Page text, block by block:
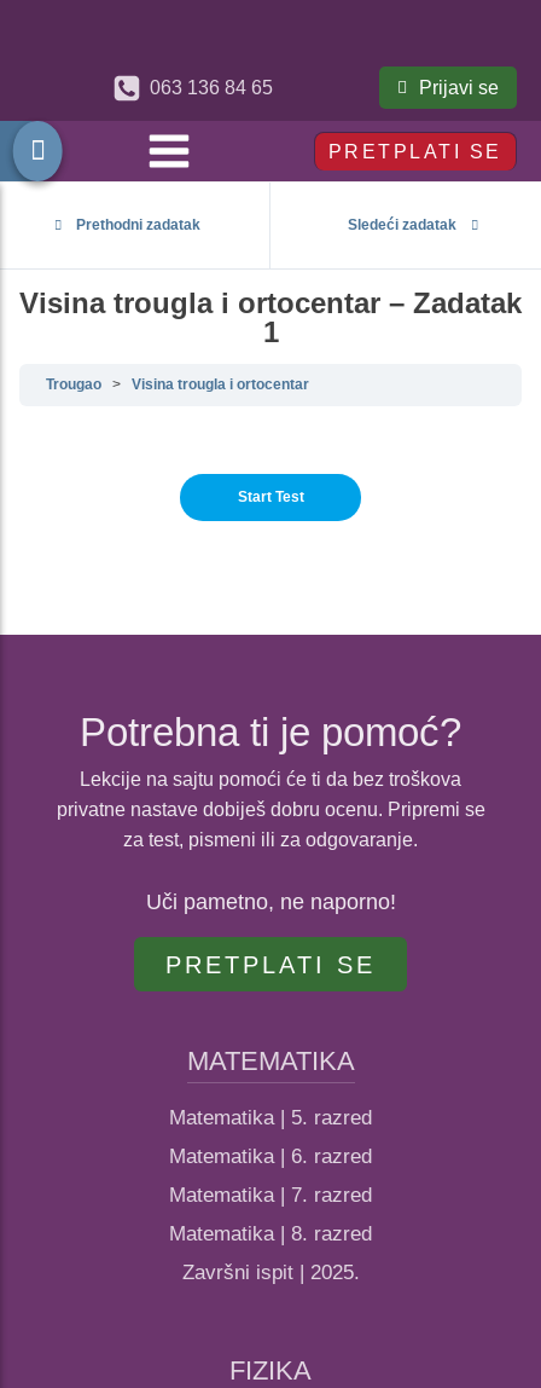
063 136 84 65 Prijavi se
PRETPLATI SE
Prethodni zadatak Sledeći zadatak
Visina trougla i ortocentar – Zadatak
1
Trougao Visina trougla i ortocentar
Potrebna ti je pomoć?
Lekcije na sajtu pomoći će ti da bez troškova
privatne nastave dobiješ dobru ocenu. Pripremi se
za test, pismeni ili za odgovaranje.
Uči pametno, ne naporno!
PRETPLATI SE
MATEMATIKA
Matematika | 5. razred
Matematika | 6. razred
Matematika | 7. razred
Matematika | 8. razred
Završni ispit | 2025.
FIZIKA